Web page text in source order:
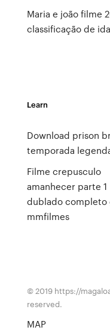
Maria e joão filme
classificação de
Learn
Download prison
temporada
Filme crepusculo
amanhecer parte 1
dublado completo
mmfilmes
© 2019 https://
reserved.
MAP